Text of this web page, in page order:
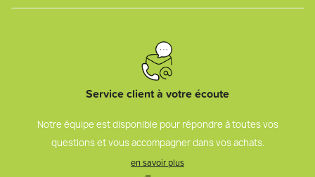
Service client à votre écoute
Notre équipe est disponible pour répondre à toutes vos
questions et vous accompagner dans vos achats.
en savoir plus